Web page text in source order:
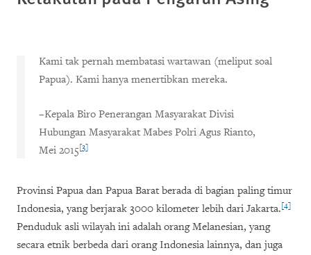
Kami tak pernah membatasi wartawan (meliput soal
Papua). Kami hanya menertibkan mereka.
–Kepala Biro Penerangan Masyarakat Divisi
Hubungan Masyarakat Mabes Polri Agus Rianto,
Mei 2015[3]
Provinsi Papua dan Papua Barat berada di bagian paling timur
Indonesia, yang berjarak 3000 kilometer lebih dari Jakarta.[4]
Penduduk asli wilayah ini adalahorangMelanesian, yang
secara etnik berbeda dari orang Indonesia lainnya, dan juga